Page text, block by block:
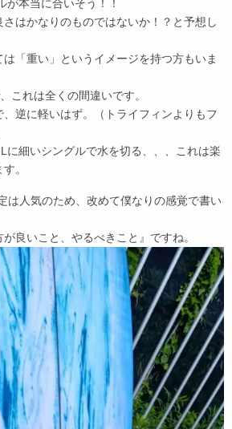
が本当に合いそう！！
はかなりのものではないか！？と予想し
「重い」というイメージを持つ方もいま
これは全くの間違いです。
逆に軽いはず。（トライフィンよりもフ
に細いシングルで水を切る、、、これは楽
。
は人気のため、改めて僕なりの感覚で書い
が良いこと、やるべきこと』ですね。